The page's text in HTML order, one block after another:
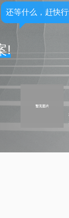
!
还等什么，赶快